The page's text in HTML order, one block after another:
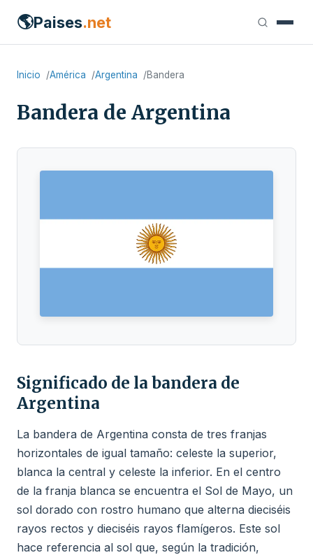
🌎Paises.net
Inicio América Argentina Bandera
Bandera de Argentina
Significado de la bandera de
Argentina
La bandera de Argentina consta de tres franjas
horizontales de igual tamaño: celeste la superior,
blanca la central y celeste la inferior. En el centro
de la franja blanca se encuentra el Sol de Mayo, un
sol dorado con rostro humano que alterna dieciséis
rayos rectos y dieciséis rayos flamígeros. Este sol
hace referencia al sol que, según la tradición,